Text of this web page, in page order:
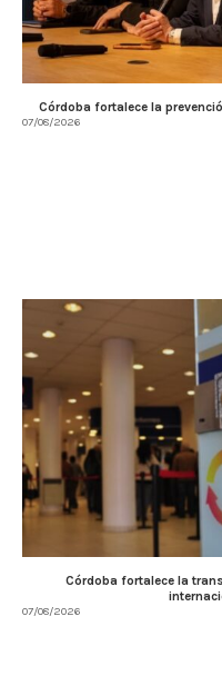
Córdoba fortalece la
07/08/2026
Córdoba fortalece la
07/08/2026